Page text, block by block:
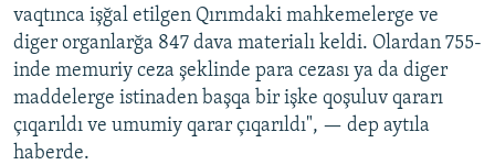
QOŞULIÑIZ!
RFE/RS bütün saytları
vaqtınca işğal etilgen Qırımdaki mahkemelerge ve
diger organlarğa 847 dava materialı keldi. Olardan 755-
inde memuriy ceza şeklinde para cezası ya da diger
maddelerge istinaden başqa bir işke qoşuluv qararı
çıqarıldı ve umumiy qarar çıqarıldı", — dep aytıla
haberde.